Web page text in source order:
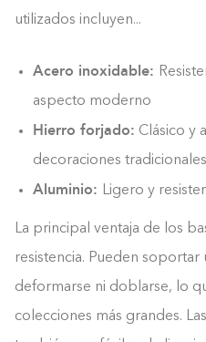
utilizados incluyen...
Acero inoxidable:
aspecto moderno
Hierro forjado: Clásico y
decoraciones tradicionales
Aluminio: Ligero y
La principal ventaja de los
resistencia. Pueden soportar
deformarse ni doblarse, lo
colecciones más grandes.